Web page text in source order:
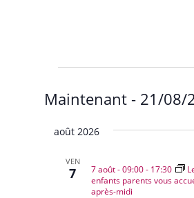
Évènements
Maintenant - 21/08/
une
août 2026
VEN
7 7 août - 09:00- 17:30
enfants parents vous
après-midi